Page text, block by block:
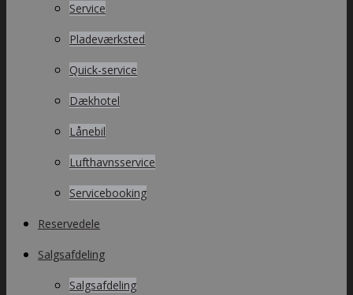
Service
Pladeværksted
Quick-service
Dækhotel
Lånebil
Lufthavnsservice
Servicebooking
Reservedele
Salgsafdeling
Salgsafdeling